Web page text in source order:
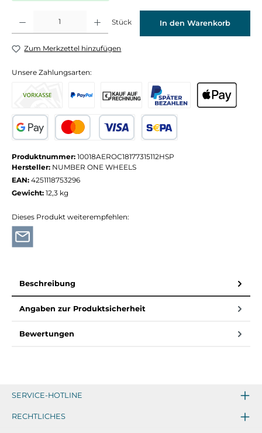
Stück In den Warenkorb
Zum Merkzettel hinzufügen
Unsere Zahlungsarten:
Produktnummer: 10018AEROC18177315112HSP
Hersteller: NUMBER ONE WHEELS
EAN: 4251118753296
Gewicht: 12,3 kg
Dieses Produkt weiterempfehlen:
Beschreibung
Angaben zur Produktsicherheit
Bewertungen
SERVICE-HOTLINE
RECHTLICHES